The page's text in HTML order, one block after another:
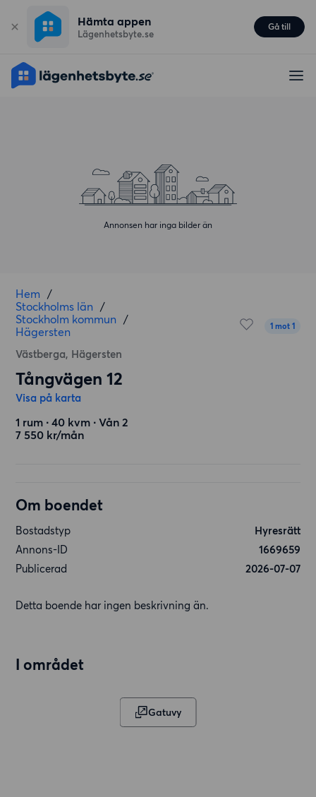
Hämta appen
Lägenhetsbyte.se
Gå till
Annonsen har inga bilder än
Hem /
Stockholms län /
Stockholm kommun /
Hägersten
Västberga, Hägersten
1 mot 1
Tångvägen 12
Visa på karta
1 rum ∙ 40 kvm ∙ Vån 2
7 550 kr/mån
Om boendet
Bostadstyp
Hyresrätt
Annons-ID
1669659
Publicerad
2026-07-07
Detta boende har ingen beskrivning än.
I området
Gatuvy